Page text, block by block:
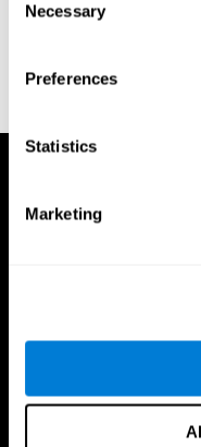
Selection
Necessary
Preferences
Statistics
Marketing